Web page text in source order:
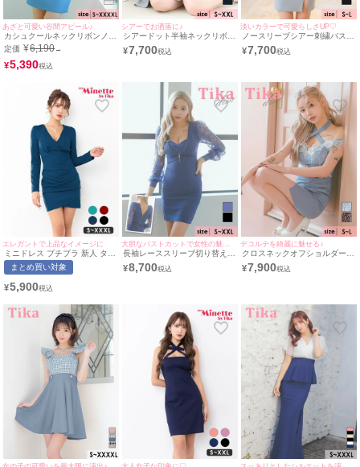
あざと可愛い谷間アピール♪
カシュクールネックリボンノー
スリーブフリルペプラムウエス
トベルト切り替えバイカラータ
イトミニドレス (Sサイズ～
XXXXLサイズ) (PyunA./キャバ
定価 ¥6,190→
¥5,390
シアーでお洒落に♪
シアードット半袖ネックリボン
フレアミニドレス (Sサイズ～
XXLサイズ) (聖菜/キャバドレ
¥7,700
淡いカラーで可愛らしさUP♡
ノースリーブシアー刺繍バスト
ジップ切り替えストレッチスリ
ットタイトミニドレス (Sサイ
¥7,700
エレガントで上品なイメージに
ミニドレス プチプラ 新人 タイ
ト 長袖 ワンピース 低身長 谷
間 スナック 同伴 袖ラップ ネ
着用/S〜XXXLサイズ対応) |
まとめ買い対象
¥5,900
長袖レーススリーブ切り替えス
トレッチジップタイトミニドレ
ス (Sサイズ～XXLサイズ)
¥8,700
デコルテを綺麗に魅せる♪
クロスネックオフショルダー立
体フラワーレースくびれデザイ
ンギャザースリットタイトミニ
¥7,900